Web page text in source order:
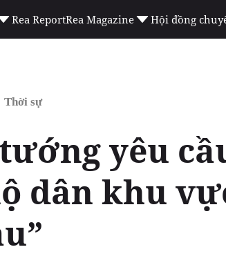
Rea ReportRea Magazine Hội đồng
Thời sự
yêu
dân khu